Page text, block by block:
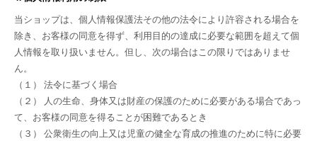
当ショップは、個人情報保護法その他の法令により許容される場合を
除き、お客様の同意を得ず、利用目的の達成に必要な範囲を超えて個
人情報を取り扱いません。但し、次の場合はこの限りではありませ
ん。
（１） 法令に基づく場合
（２） 人の生命、身体又は財産の保護のために必要がある場合であっ
て、お客様の同意を得ることが困難であるとき
（３） 公衆衛生の向上又は児童の健全な育成の推進のために特に必要